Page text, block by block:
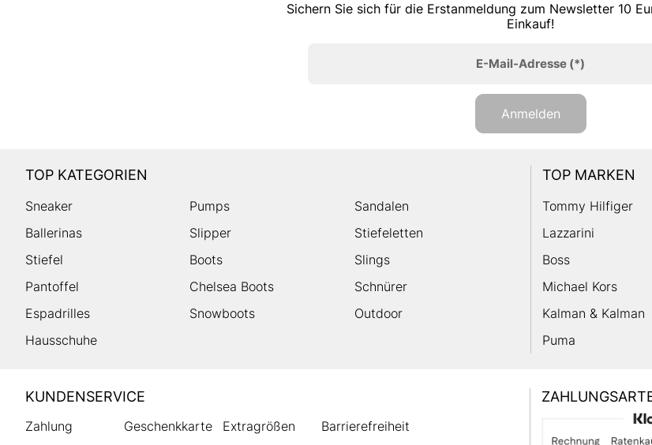
Sichern Sie sich für die Erstanmeldung zum Newsletter 10
Einkauf!
E-Mail-Adresse(*)
Anmelden
TOP KATEGORIEN
Sneaker Pumps
Sandalen
Ballerinas
Slipper
Stiefeletten
Stiefel
Boots
Slings
Pantoffel
Chelsea Boots
Schnürer
Espadrilles
Snowboots
Outdoor
Hausschuhe
TOP MARKEN
Tommy Hilfiger
Lazzarini
Boss
Michael Kors
Kalman & Kalman
Puma
HUMANIC
Footer
KUNDENSERVICE
Zahlung Geschenkkarte Extragrößen Barrierefreiheit